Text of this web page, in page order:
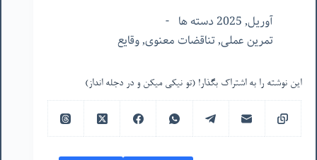
آوریل, 2025 دسته ها
تمرین عملی,تناقضات معنوی,وقایع
این نوشته را به اشتراک بگذار! (تو نیکی میکن و در دجله انداز)